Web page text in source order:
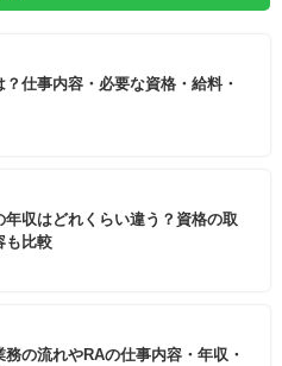
仕事内容・必要な資格・給料・
年収はどれくらい違う？資格の取
も比較
の流れやRAの仕事内容・年収・